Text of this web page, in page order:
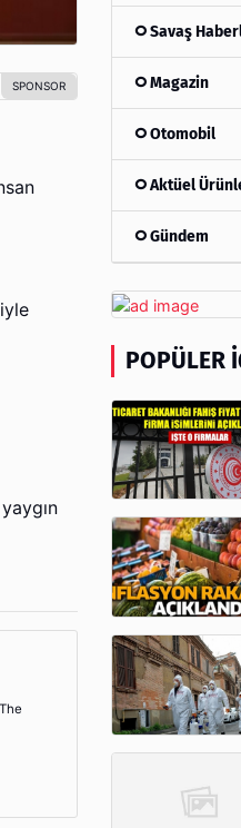
Savaş
Magazin
Otomobil
Aktüel
Gündem
POPÜLER